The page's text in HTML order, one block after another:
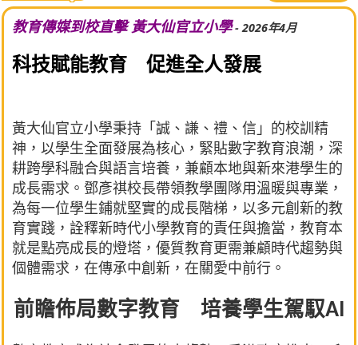
教育傳媒到校直擊 黃大仙官立小學- 2026年4月
科技賦能教育 促進全人發展
黃大仙官立小學秉持「誠、謙、禮、信」的校訓精
神，以學生全面發展為核心，緊貼數字教育浪潮，深
耕跨學科融合與語言培養，兼顧本地與新來港學生的
成長需求。鄧彥祺校長帶領教學團隊用溫暖與專業，
為每一位學生鋪就堅實的成長階梯，以多元創新的教
育實踐，詮釋新時代小學教育的責任與擔當，教育本
就是點亮成長的燈塔，優質教育更需兼顧時代趨勢與
個體需求，在傳承中創新，在關愛中前行。
前瞻佈局數字教育 培養學生駕馭AI